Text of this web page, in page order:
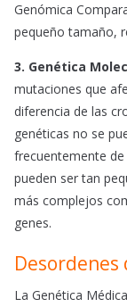
Genómica
pequeño tamaño,
3. Genética
mutaciones que
diferencia de las
genéticas no se
frecuentemente
pueden ser tan
más complejos
genes.
La Genética